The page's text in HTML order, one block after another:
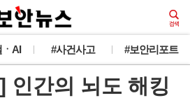
ㆍAI #사건사고 #보안리포트
인간의 뇌도 해킹